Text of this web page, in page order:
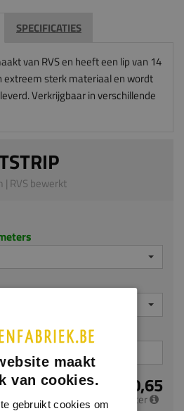
SPECIFICATIES
van RVS en heeft een lip van 14
extreem sterk materiaal en wordt
Verkrijgbaar in verschillende
| RVS bewerkt
€ 50,65
per meter
maakt
van cookies.
gebruikt cookies om